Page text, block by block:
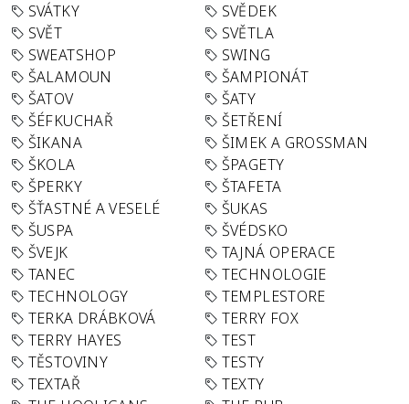
SVÁTKY
SVĚDEK
SVĚT
SVĚTLA
SWEATSHOP
SWING
ŠALAMOUN
ŠAMPIONÁT
ŠATOV
ŠATY
ŠÉFKUCHAŘ
ŠETŘENÍ
ŠIKANA
ŠIMEK A GROSSMAN
ŠKOLA
ŠPAGETY
ŠPERKY
ŠTAFETA
ŠŤASTNÉ A VESELÉ
ŠUKAS
ŠUSPA
ŠVÉDSKO
ŠVEJK
TAJNÁ OPERACE
TANEC
TECHNOLOGIE
TECHNOLOGY
TEMPLESTORE
TERKA DRÁBKOVÁ
TERRY FOX
TERRY HAYES
TEST
TĚSTOVINY
TESTY
TEXTAŘ
TEXTY